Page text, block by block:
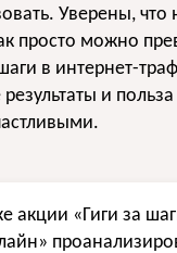
Уверены,
просто можно
в интернет-
и
акции «Гиги за